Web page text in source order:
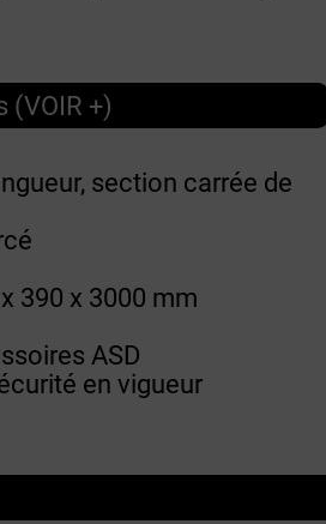
(VOIR +)
section carrée de
390 x 3000 mm
ASD
en vigueur